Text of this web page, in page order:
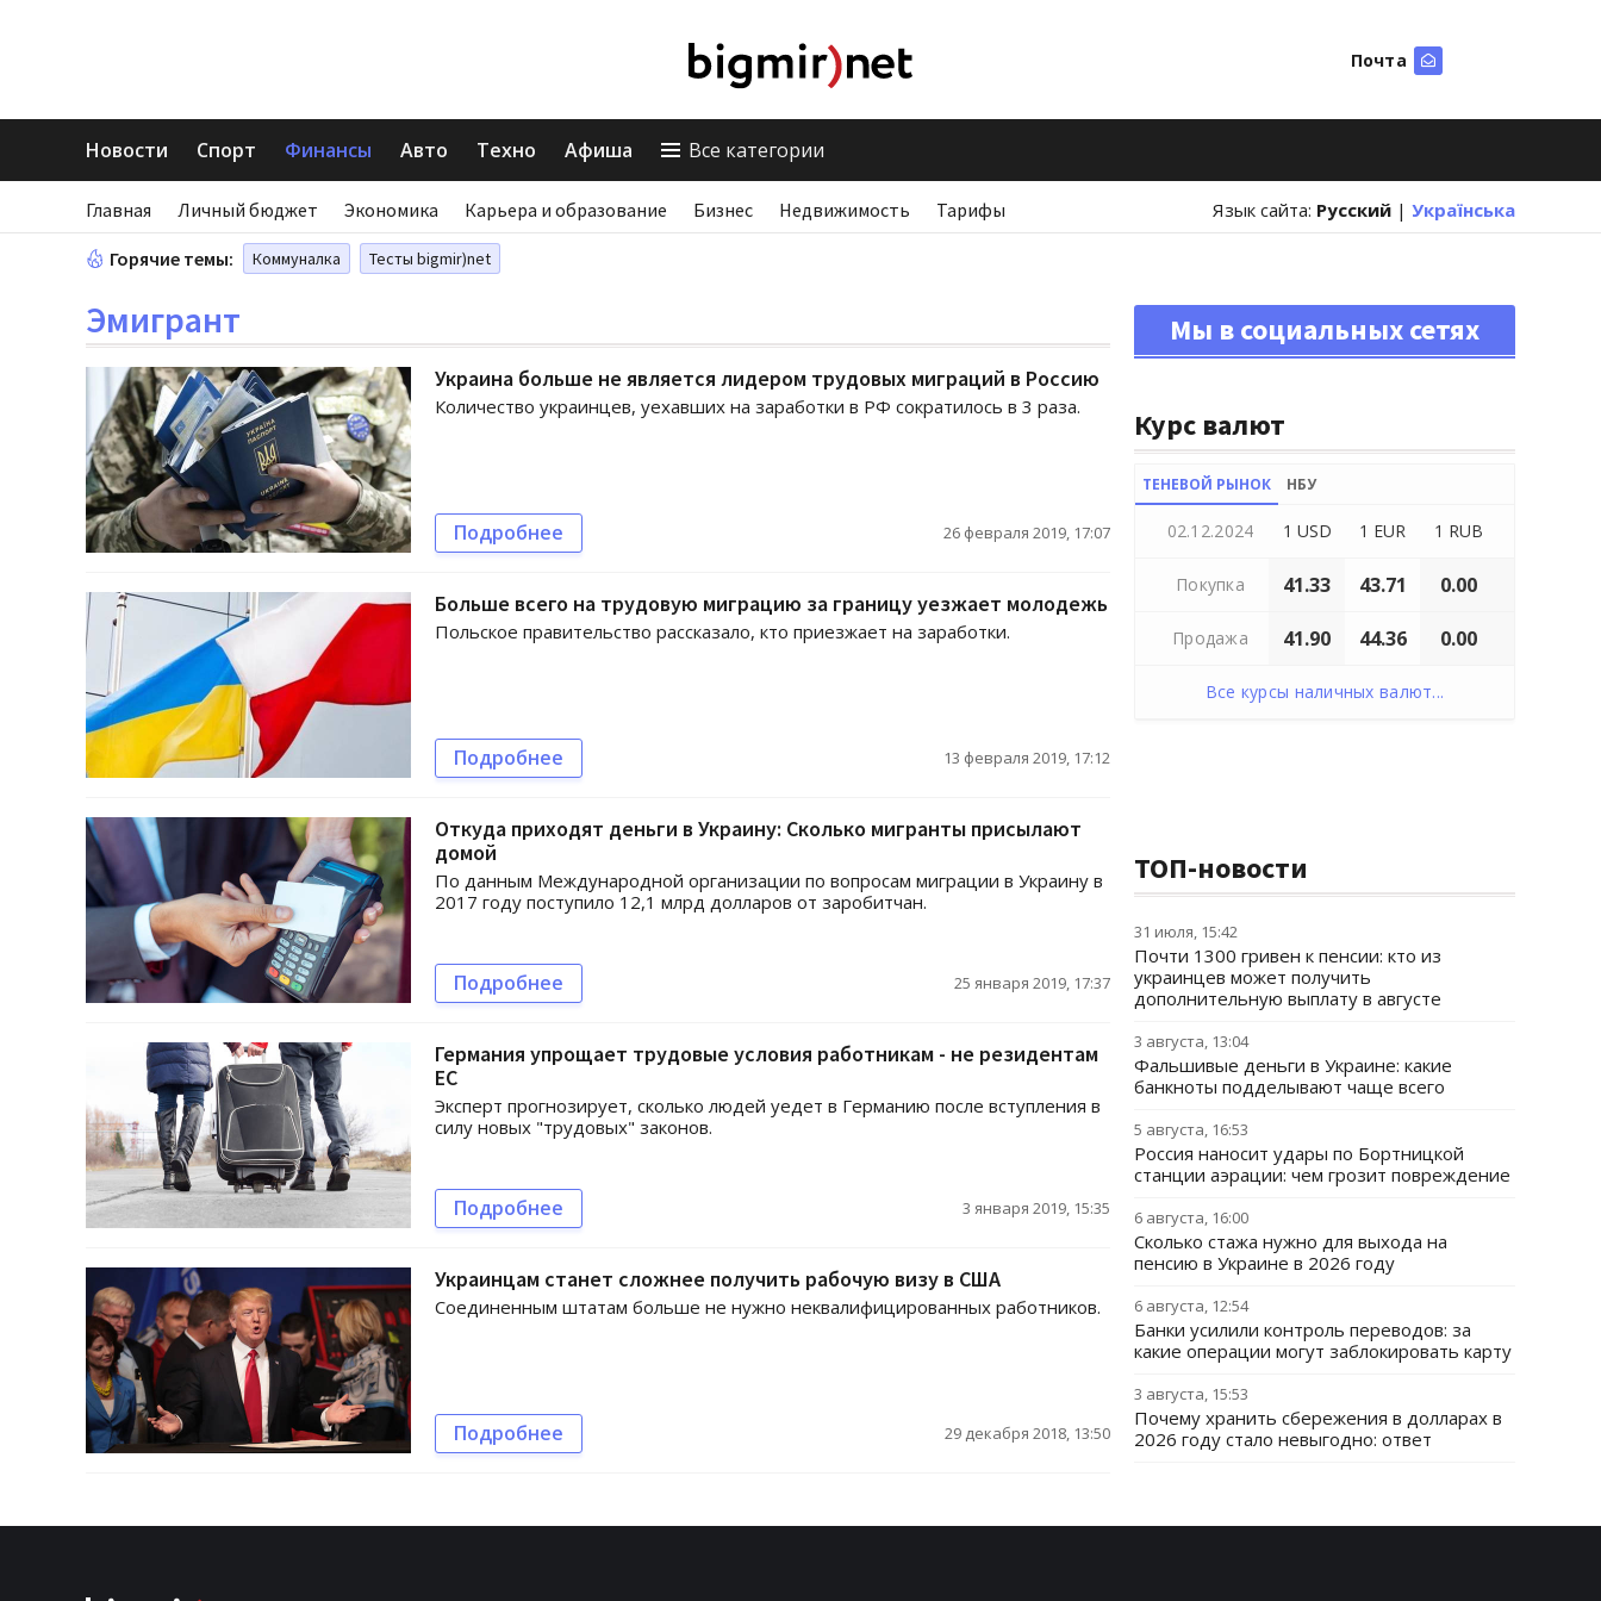
Почта
Новости Спорт Финансы Авто Техно Афиша Все категории
Главная Личный бюджет Экономика Карьера и образование Бизнес Недвижимость Тарифы Язык сайта: Русский | Українська
Горячие темы: Коммуналка Тесты bigmir)net
Эмигрант
Украина больше не является лидером трудовых миграций в Россию
Количество украинцев, уехавших на заработки в РФ сократилось в 3 раза.
Подробнее 26 февраля 2019, 17:07
Больше всего на трудовую миграцию за границу уезжает молодежь
Польское правительство рассказало, кто приезжает на заработки.
Подробнее 13 февраля 2019, 17:12
Откуда приходят деньги в Украину: Сколько мигранты присылают
домой
По данным Международной организации по вопросам миграции в Украину в
2017 году поступило 12,1 млрд долларов от заробитчан.
Подробнее 25 января 2019, 17:37
Германия упрощает трудовые условия работникам - не резидентам
ЕС
Эксперт прогнозирует, сколько людей уедет в Германию после вступления в
силу новых "трудовых" законов.
Подробнее 3 января 2019, 15:35
Украинцам станет сложнее получить рабочую визу в США
Соединенным штатам больше не нужно неквалифицированных работников.
Подробнее 29 декабря 2018, 13:50
Мы в социальных сетях
Курс валют
ТЕНЕВОЙ РЫНОК НБУ
02.12.2024 1 USD 1 EUR 1 RUB
Покупка 41.33 43.71 0.00
Продажа 41.90 44.36 0.00
Все курсы наличных валют...
ТОП-новости
31 июля, 15:42
Почти 1300 гривен к пенсии: кто из
украинцев может получить
дополнительную выплату в августе
3 августа, 13:04
Фальшивые деньги в Украине: какие
банкноты подделывают чаще всего
5 августа, 16:53
Россия наносит удары по Бортницкой
станции аэрации: чем грозит повреждение
6 августа, 16:00
Сколько стажа нужно для выхода на
пенсию в Украине в 2026 году
6 августа, 12:54
Банки усилили контроль переводов: за
какие операции могут заблокировать карту
3 августа, 15:53
Почему хранить сбережения в долларах в
2026 году стало невыгодно: ответ